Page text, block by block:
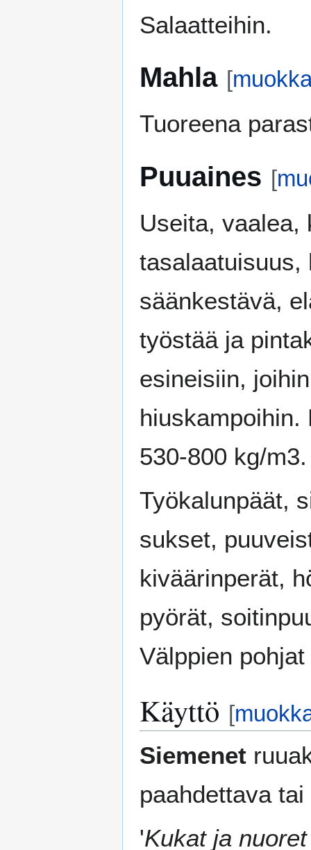
Salaatteihin.
Mahla [
Tuoreena
Puuaines [
Useita, vaalea,
tasalaatuisuus,
säänkestävä,
työstää ja
esineisiin,
hiuskampoihin.
530-800 kg/m3.
Työkalunpäät,
sukset,
kiväärinperät,
pyörät,
Välppien
Käyttö [
Siemenet
paahdettava
'Kukat ja